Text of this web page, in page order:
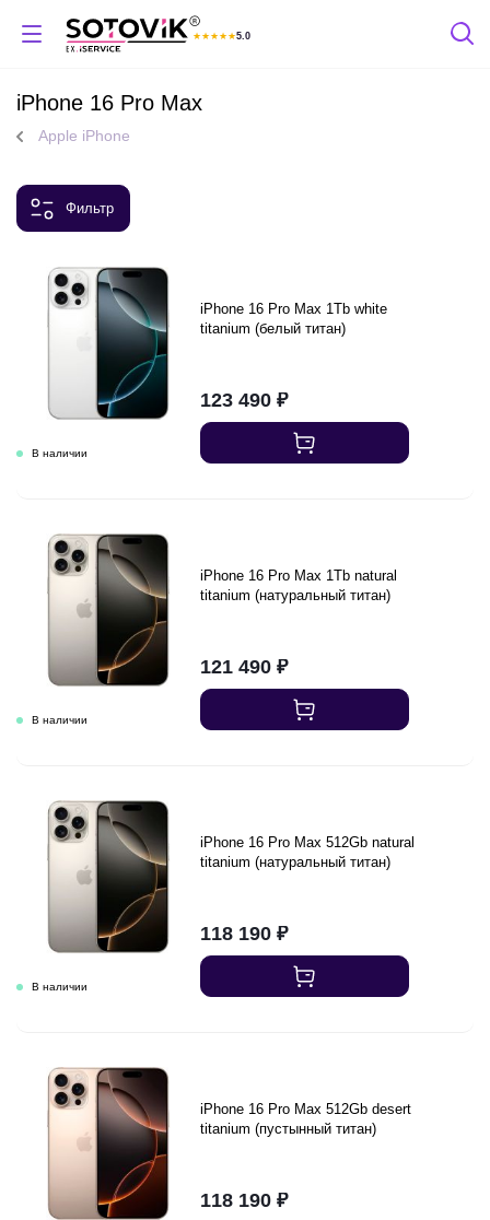
★ ★ ★ ★ ★5.0
Отзывы Яндекс
iPhone 16 Pro Max
Apple iPhone
Фильтр
iPhone 16 Pro Max 1Tb white
titanium (белый титан)
123 490₽
iPhone 16 Pro Max 1Tb natural
titanium (натуральный титан)
121 490₽
iPhone 16 Pro Max 512Gb natural
titanium (натуральный титан)
118 190₽
iPhone 16 Pro Max 512Gb desert
titanium (пустынный титан)
118 190₽